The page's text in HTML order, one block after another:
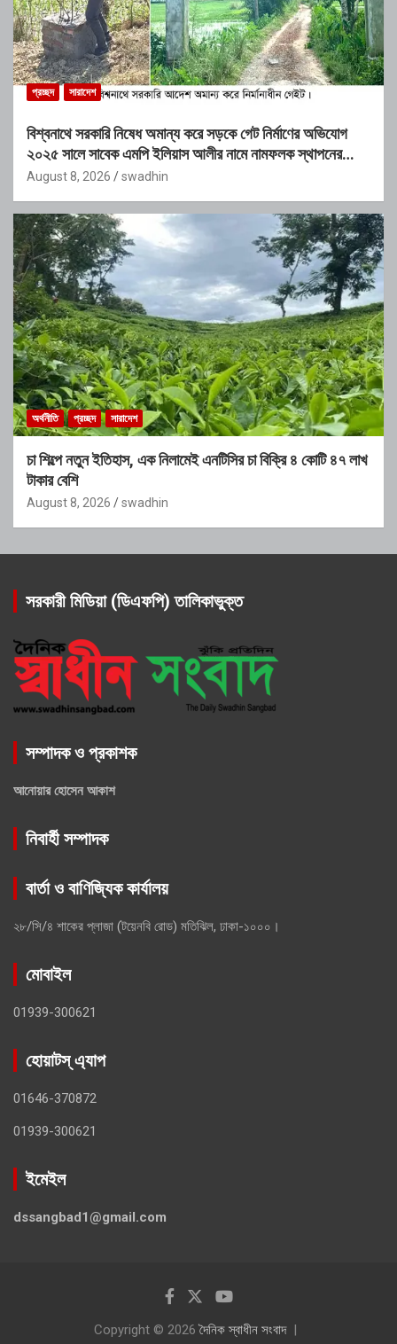
প্রচ্ছদ সারাদেশ
বিশ্বনাথে সরকারি নিষেধ অমান্য করে সড়কে গেট নির্মাণের অভিযোগ
২০২৫ সালে সাবেক এমপি ইলিয়াস আলীর নামে নামফলক স্থাপনের
অভিযোগ
August 8, 2026 swadhin
অর্থনীতি প্রচ্ছদ সারাদেশ
চা শিল্পে নতুন ইতিহাস, এক নিলামেই এনটিসির চা বিক্রি ৪ কোটি ৪৭ লাখ
টাকার বেশি
August 8, 2026 swadhin
সরকারী মিডিয়া (ডিএফপি) তালিকাভুক্ত
সম্পাদক ও প্রকাশক
আনোয়ার হোসেন আকাশ
নিবার্হী সম্পাদক
বার্তা ও বাণিজ্যিক কার্যালয়
২৮/সি/৪ শাকের প্লাজা (টয়েনবি রোড) মতিঝিল, ঢাকা-১০০০।
মোবাইল
01939-300621
হোয়াটস্ এ্যাপ
01646-370872
01939-300621
ইমেইল
dssangbad1@gmail.com
Copyright © 2026দৈনিক স্বাধীন সংবাদ